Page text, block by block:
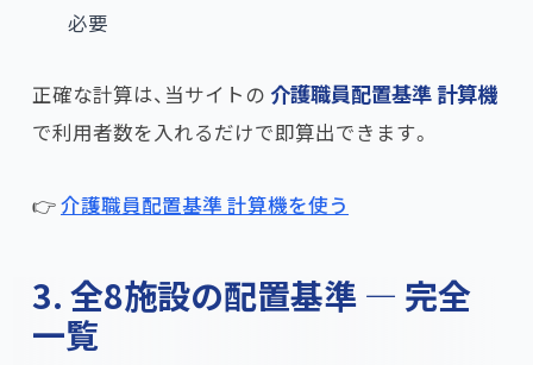
必要
正確な計算は、当サイトの 介護職員配置基準 計算機
で利用者数を入れるだけで即算出できます。
👉 介護職員配置基準 計算機を使う
3. 全8施設の配置基準 — 完全
一覧